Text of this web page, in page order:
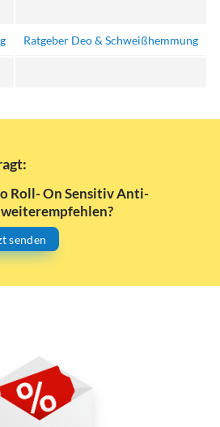
Ratgeber Deo & Schweißhemmung
Roll- On Sensitiv Anti-
senden